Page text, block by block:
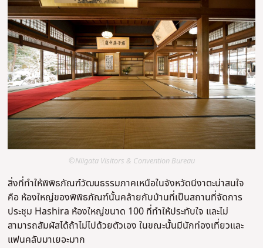
©Niigata Visitors & Convention Bureau
สิ่งที่ทำให้พิพิธภัณฑ์วัฒนธรรมภาคเหนือในจังหวัดนีงาตะน่าสนใจ
คือ ห้องใหญ่ของพิพิธภัณฑ์นั้นคล้ายกับบ้านที่เป็นสถานที่จัดการ
ประชุม Hashira ห้องใหญ่ขนาด 100 ที่ทำให้ประทับใจ และไม่
สามารถสัมผัสได้ถ้าไม่ไปด้วยตัวเอง ในขณะนั้นมีนักท่องเที่ยวและ
แฟนคลับมาเยอะมาก